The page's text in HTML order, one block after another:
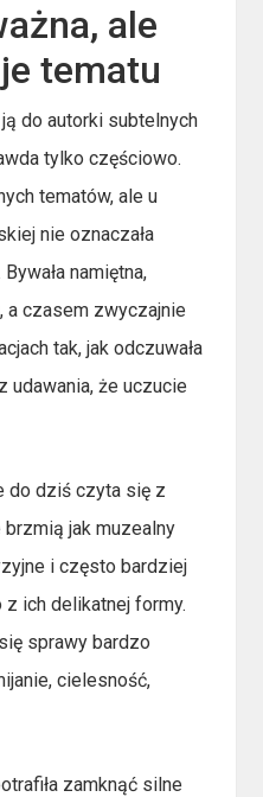
ale
tematu
do autorki subtelnych
tylko częściowo.
tematów, ale u
nie oznaczała
namiętna,
a czasem zwyczajnie
tak, jak odczuwała
udawania, że uczucie
do dziś czyta się z
brzmią jak muzealny
i często bardziej
z ich delikatnej formy.
sprawy bardzo
cielesność,
zamknąć silne